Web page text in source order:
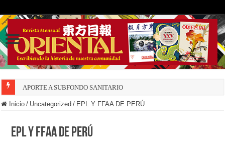
APORTE A SUBFONDO SANITARIO
Inicio / Uncategorized / EPL Y FFAA DE PERÚ
EPL Y FFAA DE PERÚ